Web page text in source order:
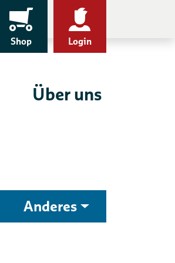
Shop Login
Über uns
Anderes